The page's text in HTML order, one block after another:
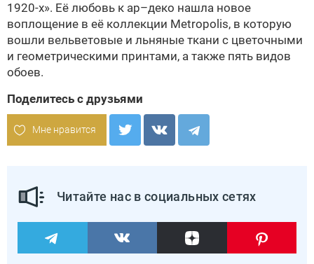
1920-х». Её любовь к ар–деко нашла новое
воплощение в её коллекции Metropolis, в которую
вошли вельветовые и льняные ткани с цветочными
и геометрическими принтами, а также пять видов
обоев.
Поделитесь с друзьями
Мне нравится
Читайте нас в социальных сетях